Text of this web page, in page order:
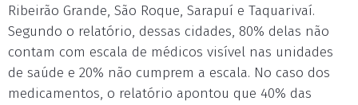
Ribeirão Grande, São Roque, Sarapuí e Taquarivaí.
Segundo o relatório, dessas cidades, 80% delas não
contam com escala de médicos visível nas unidades
de saúde e 20% não cumprem a escala. No caso dos
medicamentos, o relatório apontou que 40% das